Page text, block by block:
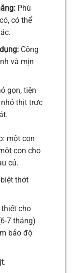
Phù
có thể
Công
và mịn
gọn, tiện
thịt trực
một con
con cho
củ.
thớt
cho
7 tháng)
bảo độ